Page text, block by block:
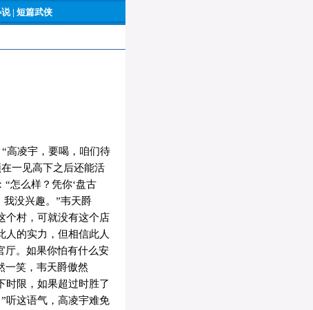
| 短篇武侠
高凌宇，要喝，咱们待
一见高下之后还能活
怎么样？凭你‘盘古
我没兴趣。”韦天爵
个村，可就没有这个店
人的实力，但相信此人
厅。如果你怕有什么安
一笑，韦天爵傲然
时限，如果超过时胜了
听这语气，高凌宇难免